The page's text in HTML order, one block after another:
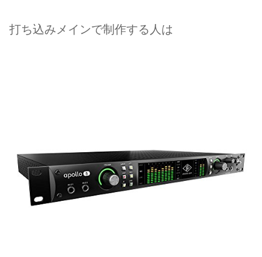
打ち込みメインで制作する人は